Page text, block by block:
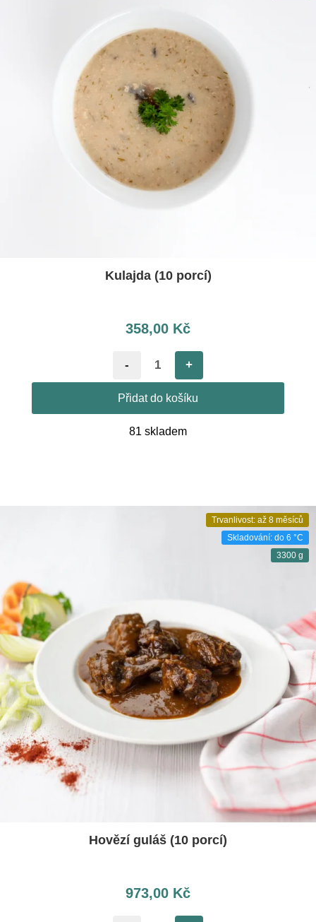
Kulajda (10 porcí)
358,00 Kč
- +
Přidat do košíku
81 skladem
Trvanlivost: až 8 měsíců
Skladování: do 6 °C
3300 g
Hovězí guláš (10 porcí)
973,00 Kč